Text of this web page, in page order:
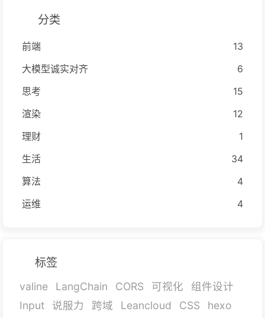
分类
前端
13
大模型诚实对齐
6
思考
15
渲染
12
理财
1
生活
34
算法
4
运维
4
标签
valine LangChain CORS 可视化
组件设计
Input
说服力 跨域 Leancloud CSS
hexo